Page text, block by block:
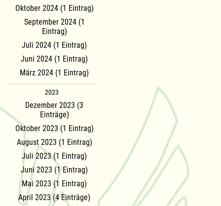
Oktober 2024 (1 Eintrag)
September 2024 (1
Eintrag)
Juli 2024 (1 Eintrag)
Juni 2024 (1 Eintrag)
März 2024 (1 Eintrag)
2023
Dezember 2023 (3
Einträge)
Oktober 2023 (1 Eintrag)
August 2023 (1 Eintrag)
Juli 2023 (1 Eintrag)
Juni 2023 (1 Eintrag)
Mai 2023 (1 Eintrag)
April 2023 (4 Einträge)